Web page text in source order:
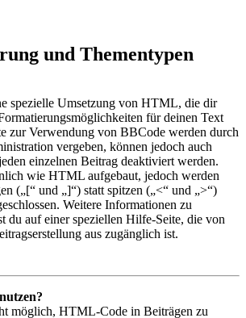
und Thementypen
spezielle Umsetzung von HTML, die dir
für deinen Text
zur Verwendung von BBCode werden durch
vergeben, können jedoch auch
einzelnen Beitrag deaktiviert werden.
wie HTML aufgebaut, jedoch werden
(„[“ und „]“) statt spitzen („<“ und „>“)
Weitere Informationen zu
du auf einer speziellen Hilfe-Seite, die von
aus zugänglich ist.
möglich, HTML-Code in Beiträgen zu